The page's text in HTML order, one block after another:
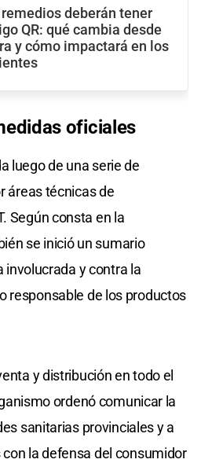
remedios deberán tener
QR: qué cambia desde
y cómo impactará en los
oficiales
luego de una serie de
áreas técnicas de
Según consta en la
se inició un sumario
involucrada y contra la
responsable de los productos
y distribución en todo el
ordenó comunicar la
sanitarias provinciales y a
la defensa del consumidor